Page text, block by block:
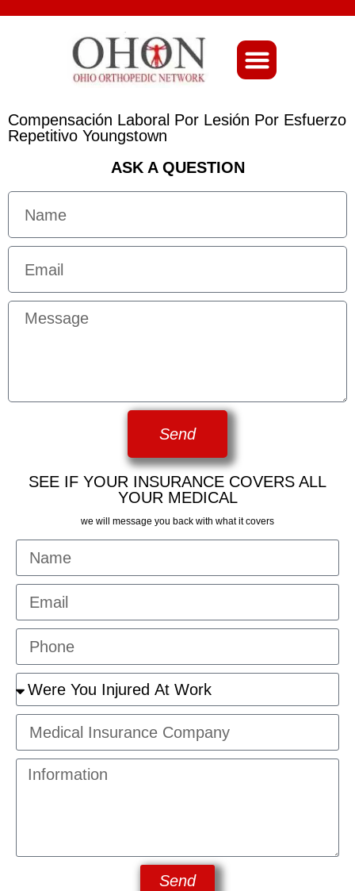
Compensación Laboral Por Lesión Por Esfuerzo
Repetitivo Youngstown
ASK A QUESTION
Send
SEE IF YOUR INSURANCE COVERS ALL
YOUR MEDICAL
we will message you back with what it covers
Send